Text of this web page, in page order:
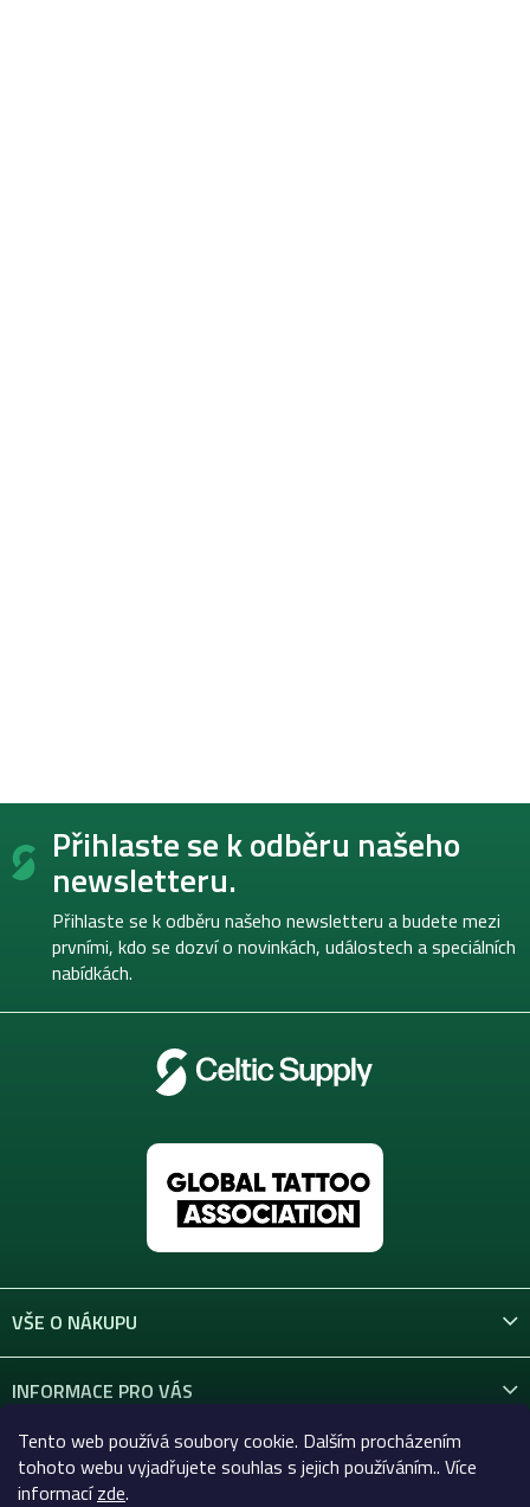
Tento web používá soubory cookie. Dalším procházením
tohoto webu vyjadřujete souhlas s jejich používáním.. Více
informacízde.
Z
Přihlaste se k odběru našeho
newsletteru.
Přihlaste se k odběru našeho newsletteru a budete mezi
prvními, kdo se dozví o novinkách, událostech a speciálních
nabídkách.
VŠE O NÁKUPU
INFORMACE PRO VÁS
KONTAKT